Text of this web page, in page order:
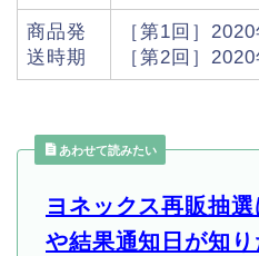
商品発
送時期
［第1回］
［第2回］
あわせて読みたい
ヨネックス再販抽
や結果通知日が知り